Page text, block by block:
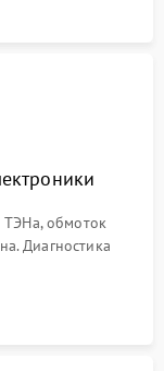
ТЭНа, обмоток
Диагностика
мутности,
управления.